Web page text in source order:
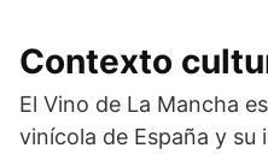
Contexto
El Vino de La Mancha
vinícola de España y su